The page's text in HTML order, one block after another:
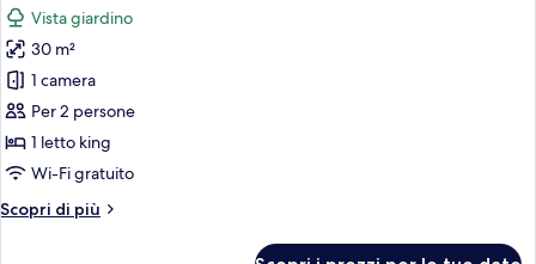
le
foto
per
Monolocale
(Antic)
Vista giardino
30 m²
1 camera
Per 2 persone
1 letto king
Wi-Fi gratuito
Scopri di più
Altri